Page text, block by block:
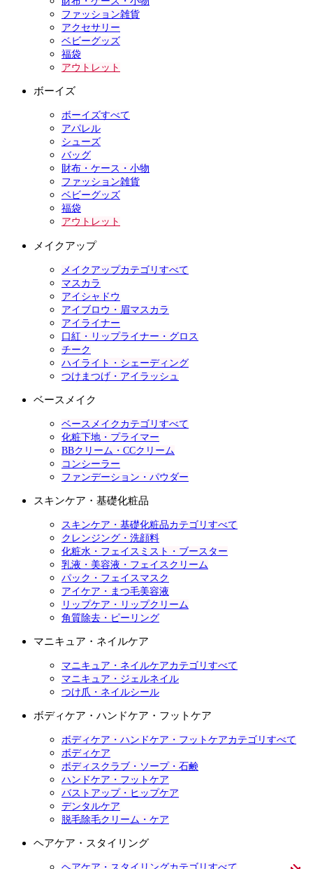
ファッション雑貨
アクセサリー
ベビーグッズ
福袋
アウトレット
ボーイズ
ボーイズすべて
アパレル
シューズ
バッグ
財布・ケース・小物
ファッション雑貨
ベビーグッズ
福袋
アウトレット
メイクアップ
メイクアップカテゴリすべて
マスカラ
アイシャドウ
アイブロウ・眉マスカラ
アイライナー
口紅・リップライナー・グロス
チーク
ハイライト・シェーディング
つけまつげ・アイラッシュ
ベースメイク
ベースメイクカテゴリすべて
化粧下地・プライマー
BBクリーム・CCクリーム
コンシーラー
ファンデーション・パウダー
スキンケア・基礎化粧品
スキンケア・基礎化粧品カテゴリすべて
クレンジング・洗顔料
化粧水・フェイスミスト・ブースター
乳液・美容液・フェイスクリーム
パック・フェイスマスク
アイケア・まつ毛美容液
リップケア・リップクリーム
角質除去・ピーリング
マニキュア・ネイルケア
マニキュア・ネイルケアカテゴリすべて
マニキュア・ジェルネイル
つけ爪・ネイルシール
ボディケア・ハンドケア・フットケア
ボディケア・ハンドケア・フットケアカテゴリすべて
ボディケア
ボディスクラブ・ソープ・石鹸
ハンドケア・フットケア
バストアップ・ヒップケア
デンタルケア
脱毛除毛クリーム・ケア
ヘアケア・スタイリング